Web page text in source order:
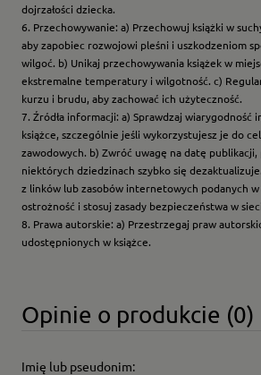
dojrzałości dziecka.
6. Przechowywanie: a) Przechowuj książki w
aby zapobiec rozwojowi pleśni i uszkodzeniom
wilgoć. b) Unikaj przechowywania książek w
ekstremalne temperatury i wilgotność. c)
kurzu i brudu, aby zachować ich użyteczność.
7. Źródła informacji: a) Sprawdzaj wiarygodność
książce, szczególnie jeśli wykorzystujesz je do
zawodowych. b) Zwróć uwagę na datę
niektórych dziedzinach szybko się
z linków lub zasobów internetowych podanych w
ostrożność i stosuj zasady bezpieczeństwa w
8. Prawa autorskie: a) Przestrzegaj praw
udostępnionych w książce.
Opinie o produkcie (0)
Imię lub pseudonim: